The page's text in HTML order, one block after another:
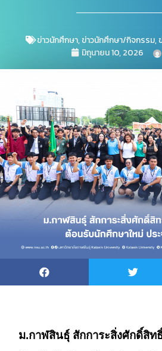
ข่าวนักศึกษา,ข่าวนักศึกษา/กิจกรรม,
มิถุนายน 10, 2026
ม.กาฬสินธุ์ สักการะสิ่งศักดิ์สิท